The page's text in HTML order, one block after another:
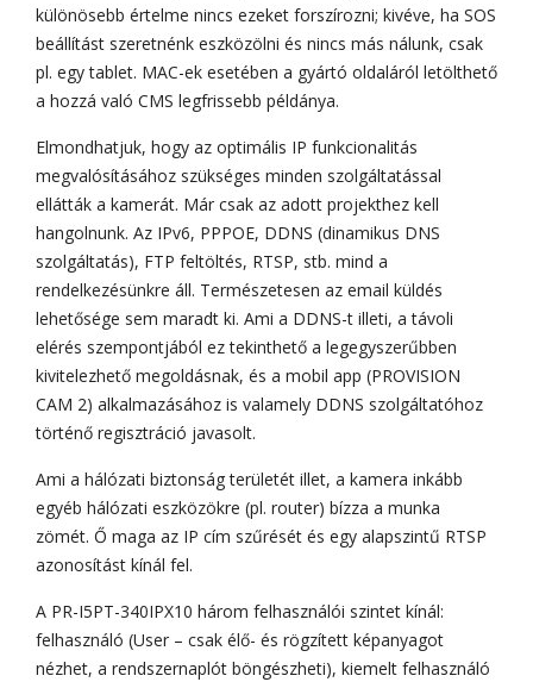
különösebb értelme nincs ezeket forszírozni; kivéve, ha SOS
beállítást szeretnénk eszközölni és nincs más nálunk, csak
pl. egy tablet. MAC-ek esetében a gyártó oldaláról letölthető
a hozzá való CMS legfrissebb példánya.
Elmondhatjuk, hogy az optimális IP funkcionalitás
megvalósításához szükséges minden szolgáltatással
ellátták a kamerát. Már csak az adott projekthez kell
hangolnunk. Az IPv6, PPPOE, DDNS (dinamikus DNS
szolgáltatás), FTP feltöltés, RTSP, stb. mind a
rendelkezésünkre áll. Természetesen az email küldés
lehetősége sem maradt ki. Ami a DDNS-t illeti, a távoli
elérés szempontjából ez tekinthető a legegyszerűbben
kivitelezhető megoldásnak, és a mobil app (PROVISION
CAM 2) alkalmazásához is valamely DDNS szolgáltatóhoz
történő regisztráció javasolt.
Ami a hálózati biztonság területét illet, a kamera inkább
egyéb hálózati eszközökre (pl. router) bízza a munka
zömét. Ő maga az IP cím szűrését és egy alapszintű RTSP
azonosítást kínál fel.
A PR-I5PT-340IPX10 három felhasználói szintet kínál:
felhasználó (User – csak élő- és rögzített képanyagot
nézhet, a rendszernaplót böngészheti), kiemelt felhasználó